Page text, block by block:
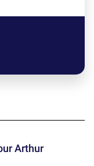
Arthur